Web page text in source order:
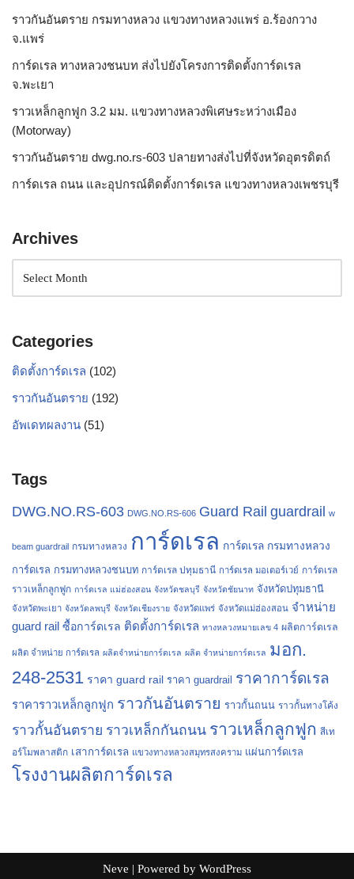
ราวกันอันตราย กรมทางหลวง แขวงทางหลวงแพร่ อ.ร้องกวาง
จ.แพร่
การ์ดเรล ทางหลวงชนบท ส่งไปยังโครงการติดตั้งการ์ดเรล
จ.พะเยา
ราวเหล็กลูกฟูก 3.2 มม. แขวงทางหลวงพิเศษระหว่างเมือง
(Motorway)
ราวกันอันตราย dwg.no.rs-603 ปลายทางส่งไปที่จังหวัดอุตรดิตถ์
การ์ดเรล ถนน และอุปกรณ์ติดตั้งการ์ดเรล แขวงทางหลวงเพชรบุรี
Archives
Categories
ติดตั้งการ์ดเรล (102)
ราวกันอันตราย (192)
อัพเดทผลงาน (51)
Tags
DWG.NO.RS-603 DWG.NO.RS-606 Guard Rail guardrail w
beam guardrail กรมทางหลวง การ์ดเรล การ์ดเรล กรมทางหลวง
การ์ดเรล กรมทางหลวงชนบท การ์ดเรล ปทุมธานี การ์ดเรล มอเตอร์เวย์ การ์ดเรล
ราวเหล็กลูกฟูก การ์ดเรล แม่ฮ่องสอน จังหวัดชลบุรี จังหวัดชัยนาท จังหวัดปทุมธานี
จังหวัดพะเยา จังหวัดลพบุรี จังหวัดเชียงราย จังหวัดแพร่ จังหวัดแม่ฮ่องสอน จำหน่าย
guard rail ซื้อการ์ดเรล ติดตั้งการ์ดเรล ทางหลวงหมายเลข 4 ผลิตการ์ดเรล
ผลิต จำหน่าย การ์ดเรล ผลิตจำหน่ายการ์ดเรล ผลิต จำหน่ายการ์ดเรล มอก.
248-2531 ราคา guard rail ราคา guardrail ราคาการ์ดเรล
ราคาราวเหล็กลูกฟูก ราวกันอันตราย ราวกั้นถนน ราวกั้นทางโค้ง
ราวกั้นอันตราย ราวเหล็กกันถนน ราวเหล็กลูกฟูก สีเท
อร์โมพลาสติก เสาการ์ดเรล แขวงทางหลวงสมุทรสงคราม แผ่นการ์ดเรล
โรงงานผลิตการ์ดเรล
Neve | Powered by WordPress